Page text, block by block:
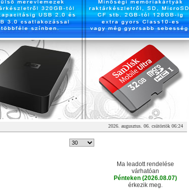
2026. augusztus. 06. csütörtök 06:24
Ma leadott rendelése
várhatóan
Pénteken (2026.08.07)
érkezik meg.